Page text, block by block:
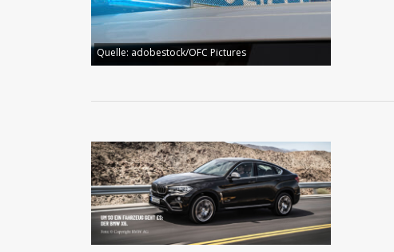
Quelle: adobestock/OFC Pictures